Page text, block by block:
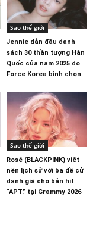
Sao thế giới
Jennie dẫn đầu danh
sách 30 thần tượng Hàn
Quốc của năm 2025 do
Force Korea bình chọn
Sao thế giới
Rosé (BLACKPINK) viết
nên lịch sử với ba đề cử
danh giá cho bản hit
“APT.” tại Grammy 2026